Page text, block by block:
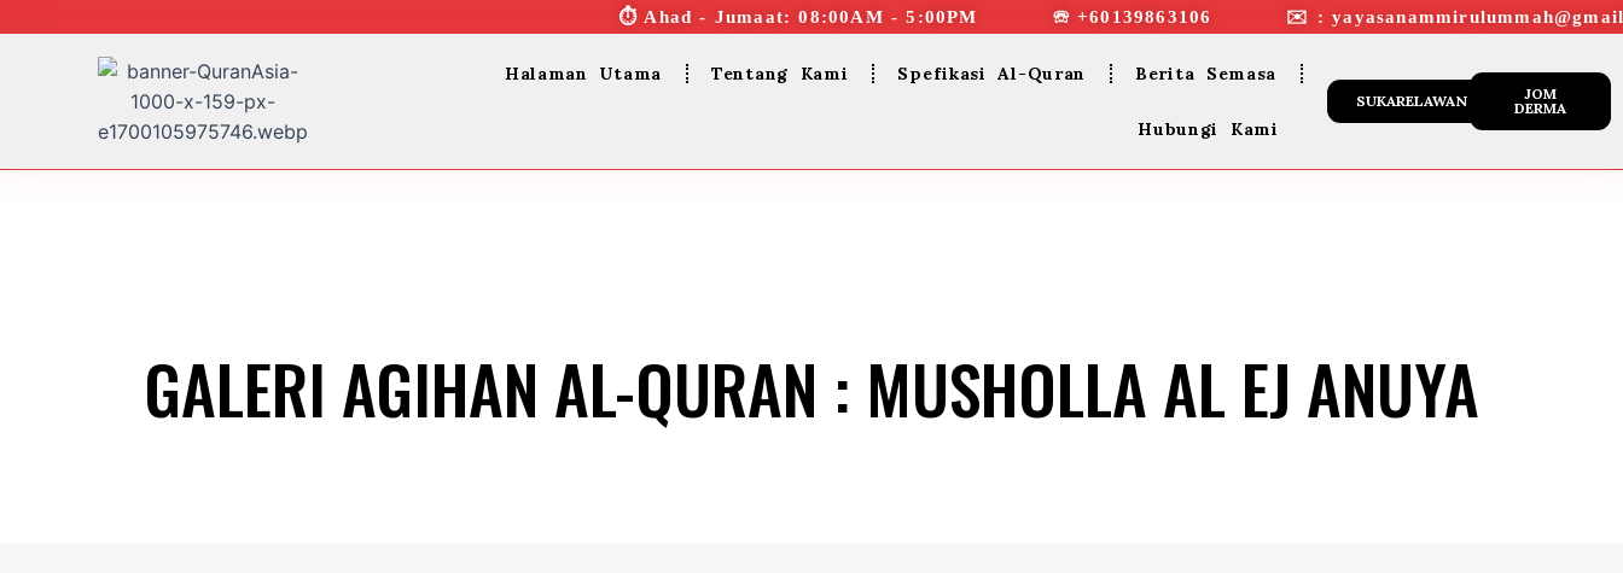
⏱︎ Ahad - Jumaat: 08:00AM - 5:00PM ☏ +60139863106 ✉︎ :
Halaman Utama Tentang Kami Spefikasi Al-Quran Berita Semasa
Hubungi Kami
SUKARELAWAN
JOM
DERMA
GALERI AGIHAN AL-QURAN : MUSHOLLA AL EJ ANUYA